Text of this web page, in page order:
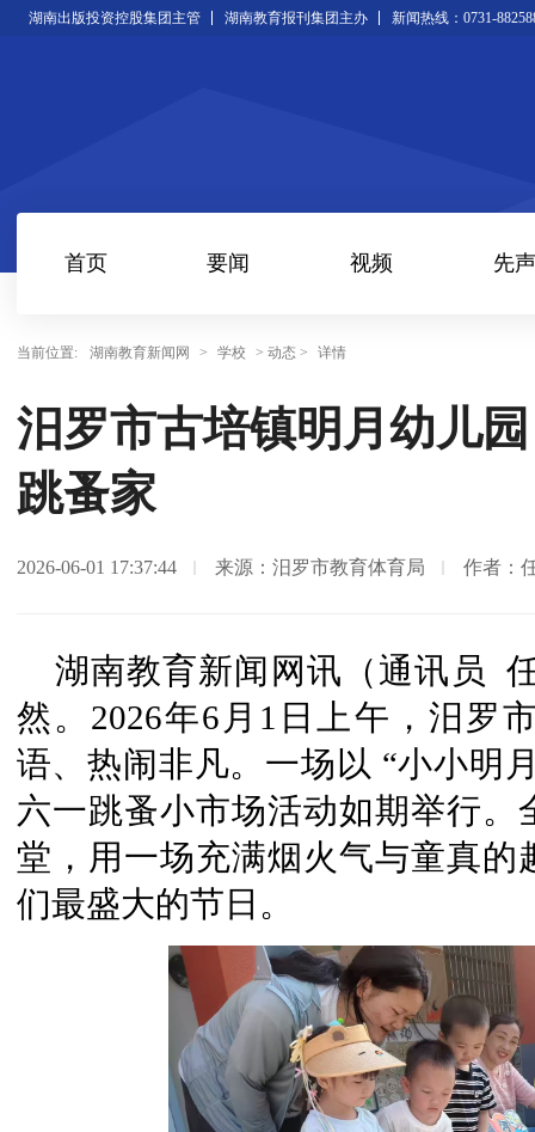
湖南出版投资控股集团主管 湖南教育报刊集团主办 新闻热线：0731-
首页 要闻 视频 先声
当前位置: 湖南教育新闻网 > 学校 > 动态 > 详情
汨罗市古培镇明月幼儿
跳蚤家
2026-06-01 17:37:44 来源：汨罗市教育体育局 作者：
湖南教育新闻网讯（通讯员
然。2026年6月1日上午，汨罗
语、热闹非凡。一场以 “小小明
六一跳蚤小市场活动如期举行
堂，用一场充满烟火气与童真
们最盛大的节日。